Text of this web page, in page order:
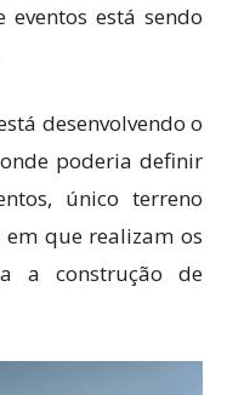
eventos está sendo
desenvolvendo o
poderia definir
único terreno
que realizam os
a construção de